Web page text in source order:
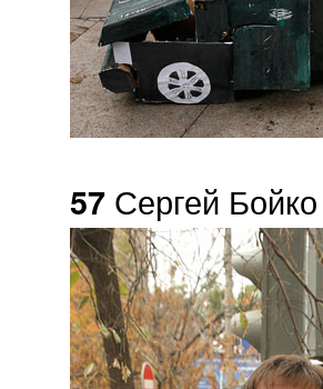
57 Сергей Бойко